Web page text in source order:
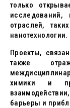
только
отраслей,
нанотехнологии.
Проекты,
также
химики и
барьеры и